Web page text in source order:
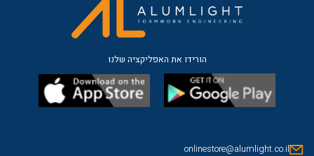
הורידו את האפליקציה שלנו
onlinestore@alumlight.co.il